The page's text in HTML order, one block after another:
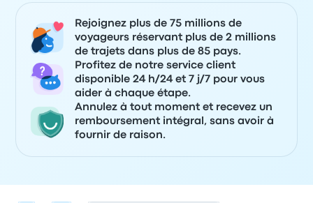
Rejoignez plus de 75 millions de
voyageurs réservant plus de 2 millions
de trajets dans plus de 85 pays.
Profitez de notre service client
disponible 24 h/24 et 7 j/7 pour vous
aider à chaque étape.
Annulez à tout moment et recevez un
remboursement intégral, sans avoir à
fournir de raison.